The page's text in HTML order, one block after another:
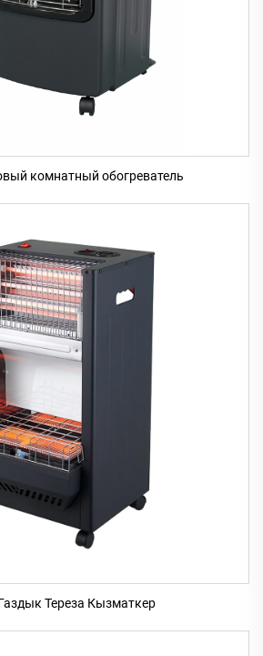
комнатный обогреватель
Тереза Кызматкер